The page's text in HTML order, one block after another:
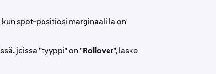
spot-positiosi marginaalilla on
joissa "tyyppi" on "Rollover", laske